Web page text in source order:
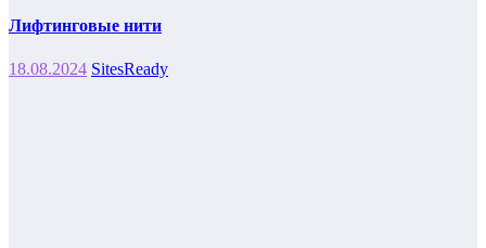
Лифтинговые нити
18.08.2024 SitesReady